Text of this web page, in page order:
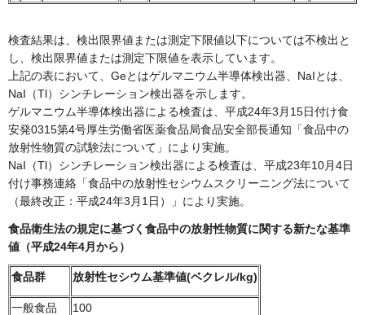
検査結果は、検出限界値または測定下限値以下については不検出と
し、検出限界値または測定下限値を表示しています。
上記の表において、Geとはゲルマニウム半導体検出器、NaIとは、
NaI（Tl）シンチレーション検出器を示します。
ゲルマニウム半導体検出器による検査は、平成24年3月15日付け食
安発0315第4号厚生労働省医薬食品局食品安全部長通知「食品中の
放射性物質の試験法について」により実施。
NaI（Tl）シンチレーション検出器による検査は、平成23年10月4日
付け事務連絡「食品中の放射性セシウムスクリーニング法について
（最終改正：平成24年3月1日）」により実施。
食品衛生法の規定に基づく食品中の放射性物質に関する新たな基準
値（平成24年4月から）
食品群 放射性セシウム基準値(ベクレル/kg)
一般食品 100